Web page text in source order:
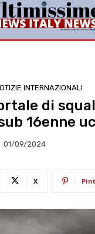
INTERNAZIONALI
di
16enne
01/09/2024
X